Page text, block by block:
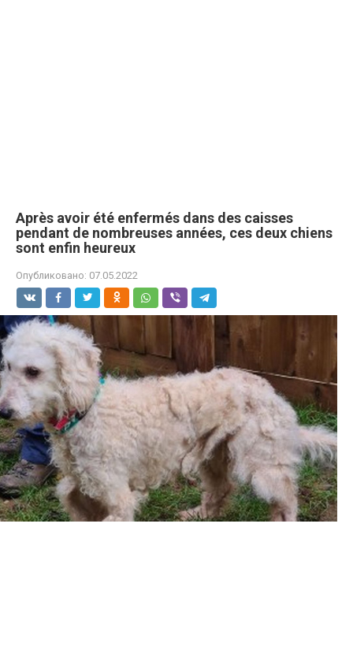
Après avoir été enfermés dans des caisses
pendant de nombreuses années, ces deux chiens
sont enfin heureux
Опубликовано: 07.05.2022